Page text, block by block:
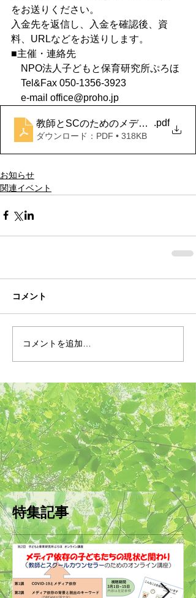
特集記事
をお送りください。
入金先を返信し、入金を確認後、資
料、URLなどをお送りします。
■主催・連絡先
NPO法人子どもと保育研究所ぷろほ
Tel&Fax 050-1356-3923
e-mail office@proho.jp
教師とSCのためのメディア依存講
.pdf
ダウンロード：PDF • 318KB
お知らせ
関連イベント
コメント
コメントを追加…